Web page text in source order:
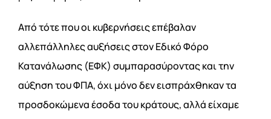
Από τότε που οι κυβερνήσεις επέβαλαν
αλλεπάλληλες αυξήσεις στον Εδικό Φόρο
Κατανάλωσης (ΕΦΚ) συμπαρασύροντας και την
αύξηση του ΦΠΑ, όχι μόνο δεν εισπράχθηκαν τα
προσδοκώμενα έσοδα του κράτους, αλλά είχαμε